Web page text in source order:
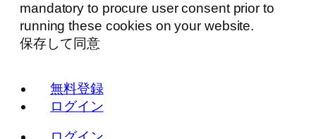
mandatory to procure user consent prior to
running these cookies on your website.
保存して同意
無料登録
ログイン